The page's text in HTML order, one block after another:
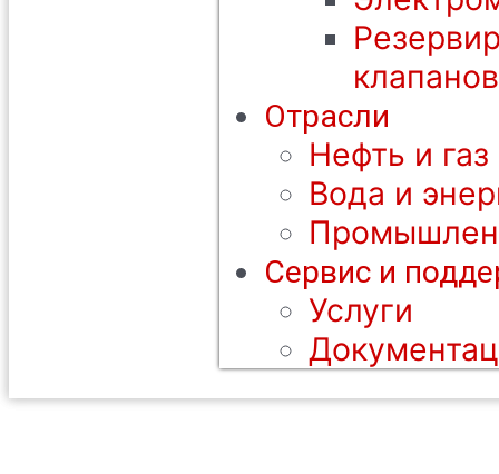
клапанов
Отрасли
Нефть и газ
Вода и
Сервис и
Услуги